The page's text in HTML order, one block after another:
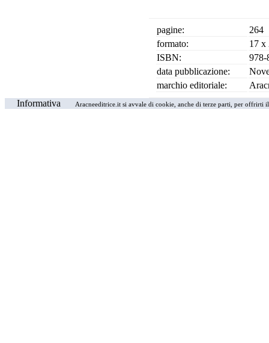
pagine:
264
formato:
17 x
ISBN:
978-
data pubblicazione:
marchio editoriale:
Informativa
Aracneeditrice.it si avvale di cookie, anche di terze parti, per